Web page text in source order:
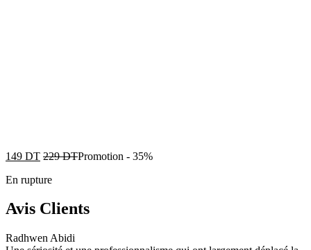
149 DT 229DTPromotion - 35%
En rupture
Avis Clients
Radhwen Abidi